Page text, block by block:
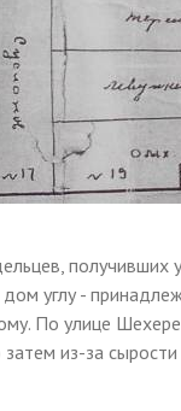
получивших
углу -
По улице
из-за